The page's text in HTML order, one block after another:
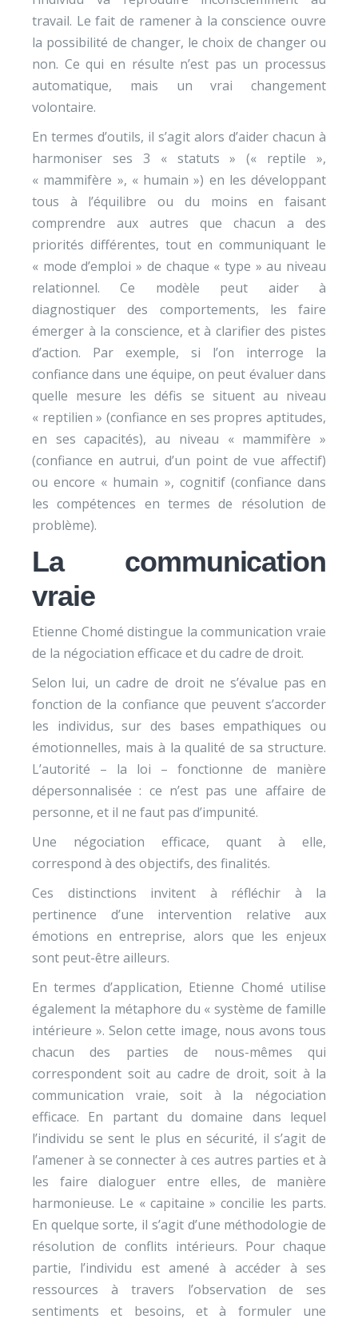
travail. Le fait de ramener à la conscience ouvre
la possibilité de changer, le choix de changer ou
non. Ce qui en résulte n’est pas un processus
automatique, mais un vrai changement
volontaire.
En termes d’outils, il s’agit alors d’aider chacun à
harmoniser ses 3 « statuts » (« reptile »,
« mammifère », « humain ») en les développant
tous à l’équilibre ou du moins en faisant
comprendre aux autres que chacun a des
priorités différentes, tout en communiquant le
« mode d’emploi » de chaque « type » au niveau
relationnel. Ce modèle peut aider à
diagnostiquer des comportements, les faire
émerger à la conscience, et à clarifier des pistes
d’action. Par exemple, si l’on interroge la
confiance dans une équipe, on peut évaluer dans
quelle mesure les défis se situent au niveau
« reptilien » (confiance en ses propres aptitudes,
en ses capacités), au niveau « mammifère »
(confiance en autrui, d’un point de vue affectif)
ou encore « humain », cognitif (confiance dans
les compétences en termes de résolution de
problème).
La communication
vraie
Etienne Chomé distingue la communication vraie
de la négociation efficace et du cadre de droit.
Selon lui, un cadre de droit ne s’évalue pas en
fonction de la confiance que peuvent s’accorder
les individus, sur des bases empathiques ou
émotionnelles, mais à la qualité de sa structure.
L’autorité – la loi – fonctionne de manière
dépersonnalisée : ce n’est pas une affaire de
personne, et il ne faut pas d’impunité.
Une négociation efficace, quant à elle,
correspond à des objectifs, des finalités.
Ces distinctions invitent à réfléchir à la
pertinence d’une intervention relative aux
émotions en entreprise, alors que les enjeux
sont peut-être ailleurs.
En termes d’application, Etienne Chomé utilise
également la métaphore du « système de famille
intérieure ». Selon cette image, nous avons tous
chacun des parties de nous-mêmes qui
correspondent soit au cadre de droit, soit à la
communication vraie, soit à la négociation
efficace. En partant du domaine dans lequel
l’individu se sent le plus en sécurité, il s’agit de
l’amener à se connecter à ces autres parties et à
les faire dialoguer entre elles, de manière
harmonieuse. Le « capitaine » concilie les parts.
En quelque sorte, il s’agit d’une méthodologie de
résolution de conflits intérieurs. Pour chaque
partie, l’individu est amené à accéder à ses
ressources à travers l’observation de ses
sentiments et besoins, et à formuler une